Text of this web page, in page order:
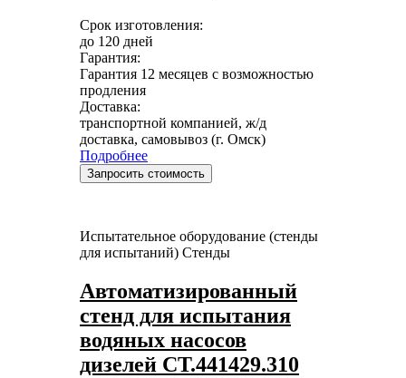
Срок изготовления:
до 120 дней
Гарантия:
Гарантия 12 месяцев с возможностью
продления
Доставка:
транспортной компанией, ж/д
доставка, самовывоз (г. Омск)
Подробнее
Запросить стоимость
Испытательное оборудование (стенды
для испытаний) Стенды
Автоматизированный
стенд для испытания
водяных насосов
дизелей СТ.441429.310